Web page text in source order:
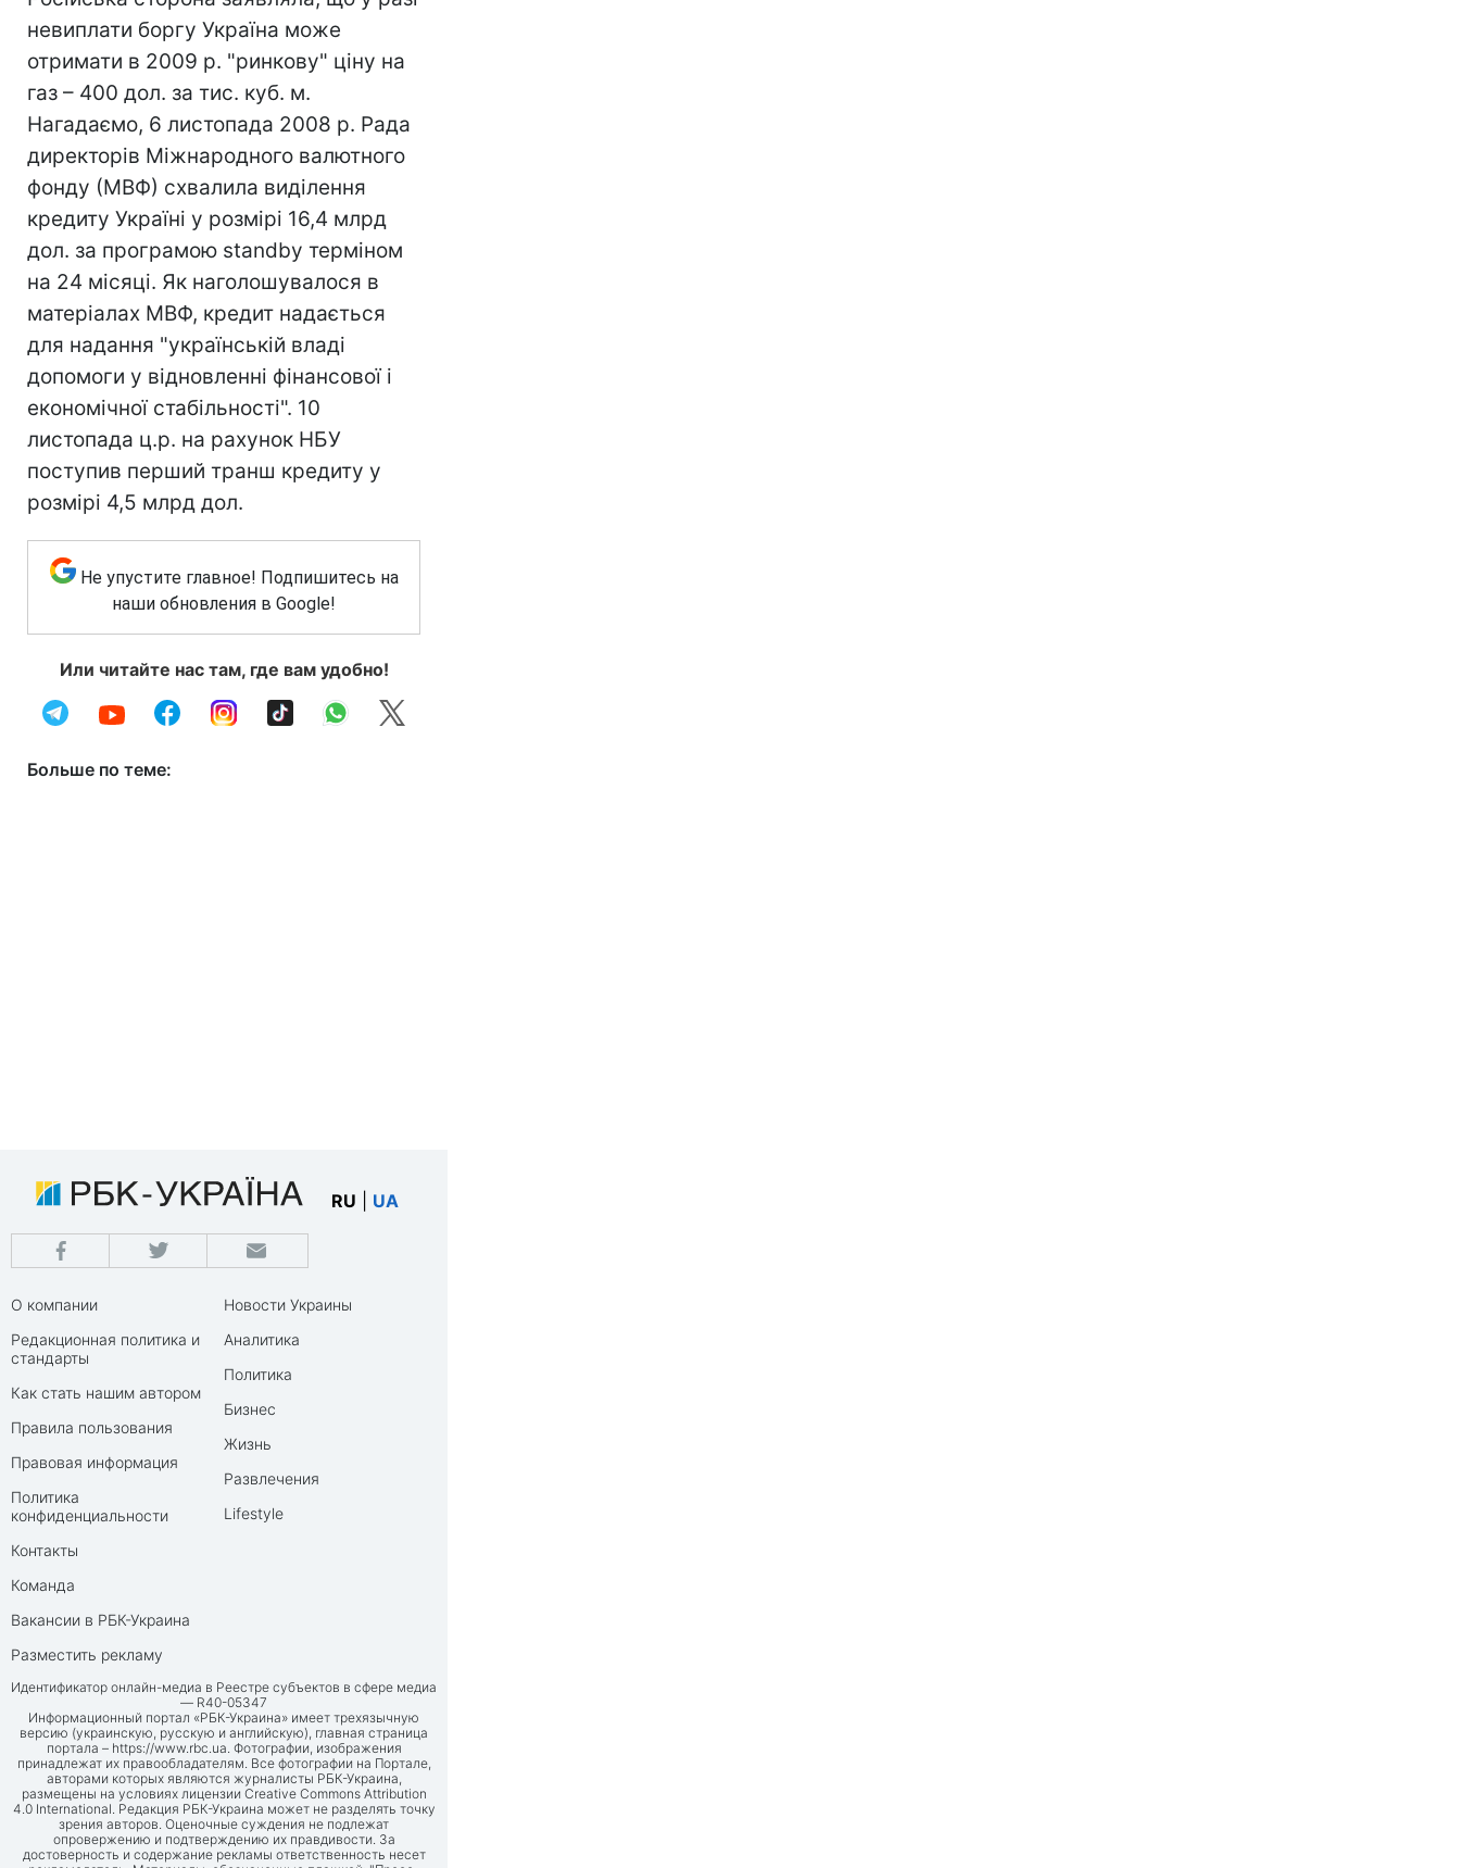
невиплати боргу Україна може
отримати в 2009 р. "ринкову" ціну на
газ – 400 дол. за тис. куб. м.
Нагадаємо, 6 листопада 2008 р. Рада
директорів Міжнародного валютного
фонду (МВФ) схвалила виділення
кредиту Україні у розмірі 16,4 млрд
дол. за програмою standby терміном
на 24 місяці. Як наголошувалося в
матеріалах МВФ, кредит надається
для надання "українській владі
допомоги у відновленні фінансової і
економічної стабільності". 10
листопада ц.р. на рахунок НБУ
поступив перший транш кредиту у
розмірі 4,5 млрд дол.
Не упустите главное! Подпишитесь на
наши обновления в Google!
Или читайте нас там, где вам удобно!
Больше по теме:
RU UA
О компании
Редакционная политика и
стандарты
Как стать нашим автором
Правила пользования
Правовая информация
Политика
конфиденциальности
Контакты
Команда
Вакансии в РБК-Украина
Разместить рекламу
Новости Украины
Аналитика
Политика
Бизнес
Жизнь
Развлечения
Lifestyle
Идентификатор онлайн-медиа в Реестре субъектов в сфере медиа
— R40-05347
Информационный портал «РБК-Украина» имеет трехязычную
версию (украинскую, русскую и английскую), главная страница
портала – https://www.rbc.ua. Фотографии, изображения
принадлежат их правообладателям. Все фотографии на Портале,
авторами которых являются журналисты РБК-Украина,
размещены на условиях лицензии Creative Commons Attribution
4.0 International. Редакция РБК-Украина может не разделять точку
зрения авторов. Оценочные суждения не подлежат
опровержению и подтверждению их правдивости. За
достоверность и содержание рекламы ответственность несет